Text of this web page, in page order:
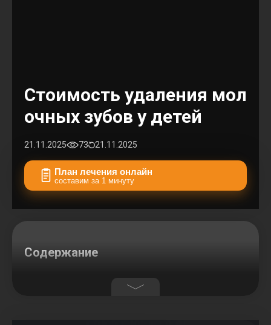
Стоимость удаления мол
очных зубов у детей
21.11.2025 73 21.11.2025
План лечения онлайн
составим за 1 минуту
Содержание